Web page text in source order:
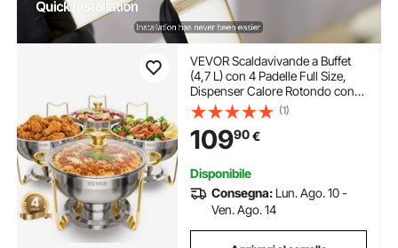
VEVOR Scaldavivande a Buffet
(4,7 L) con 4 Padelle Full Size,
Dispenser Calore Rotondo con
Coperchio in Vetro, Vaschetta
per l'Acqua e Supporto, per
Matrimoni, Feste a Buffet, Dorato
(1)
10990€
Disponibile
Consegna: Lun. Ago. 10 -
Ven. Ago. 14